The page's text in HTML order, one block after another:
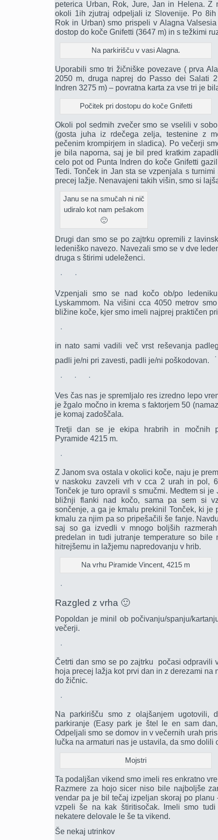
peterica Urban, Rok, Jure, Jan in Helena. Z
okoli 1ih zjutraj odpeljali iz Slovenije. Po
Rok in Urban) smo prispeli v Alagna
dostop do koče Gnifetti (3647 m) in s težkimi
Na parkirišču v vasi Alagna.
Uporabili smo tri žičniške povezave ( prva
2050 m, druga naprej do Passo dei Salati
Indren 3275 m) – povratna karta za vse tri je
Počitek pri dostopu do koče Gnifetti
Okoli pol sedmih zvečer smo se vselili v
(gosta juha iz rdečega zelja, testenine z
pečenim krompirjem in sladica). Po večerji
je bila naporna, saj je bil pred kratkim
celo pot od Punta Indren do koče Gnifetti
Tedi. Tonček in Jan sta se vzpenjala s
precej lažje. Nenavajeni takih višin, smo si
Janu se na smučah ni nič
udiralo kot nam pešakom
🙂
Drugi dan smo se po zajtrku opremili z
ledeniško navezo. Navezali smo se v dve
druga s štirimi udeleženci.
Vzpenjali smo se nad kočo ob/po
Lyskammom. Na višini cca 4050 metrov
bližine koče, kjer smo imeli najprej praktičen
in nato sami vadili več vrst reševanja
padli je/ni pri zavesti, padli je/ni poškodovan.
Ves čas nas je spremljalo res izredno lepo
je žgalo močno in krema s faktorjem 50
je komaj zadoščala.
Tretji dan se je ekipa hrabrih in močnih
Pyramide 4215 m.
Z Janom sva ostala v okolici koče, naju je
v naskoku zavzeli vrh v cca 2 urah in pol,
Tonček je turo opravil s smučmi. Medtem si
bližnji flanki nad kočo, sama pa sem si
sončenje, a ga je kmalu prekinil Tonček, ki je
kmalu za njim pa so pripešačili še fanje.
saj so ga izvedli v mnogo boljših
predelan in tudi jutranje temperature so bile
hitrejšemu in lažjemu napredovanju v hrib.
Na vrhu Piramide Vincent, 4215 m
Razgled z vrha 🙂
Popoldan je minil ob počivanju/spanju/
večerji.
Četrti dan smo se po zajtrku počasi odpravili
hoja precej lažja kot prvi dan in z derezami na
do žičnic.
Na parkirišču smo z olajšanjem ugotovili,
parkiranje (Easy park je štel le en sam
Odpeljali smo se domov in v večernih urah
lučka na armaturi nas je ustavila, da smo dolili
Mojstri
Ta podaljšan vikend smo imeli res enkratno
Razmere za hojo sicer niso bile najboljše
vendar pa je bil tečaj izpeljan skoraj po
vzpeli še na kak štiritisočak. Imeli smo
nekatere delovale le še ta vikend.
Še nekaj utrinkov